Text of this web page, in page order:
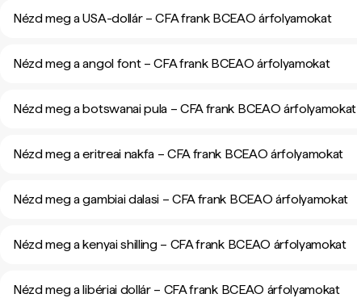
Nézd meg a USA-dollár – CFA frank BCEAO árfolyamokat
Nézd meg a angol font – CFA frank BCEAO árfolyamokat
Nézd meg a botswanai pula – CFA frank BCEAO árfolyamokat
Nézd meg a eritreai nakfa – CFA frank BCEAO árfolyamokat
Nézd meg a gambiai dalasi – CFA frank BCEAO árfolyamokat
Nézd meg a kenyai shilling – CFA frank BCEAO árfolyamokat
Nézd meg a libériai dollár – CFA frank BCEAO árfolyamokat